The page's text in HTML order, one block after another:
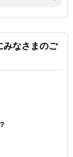
みなさまのご